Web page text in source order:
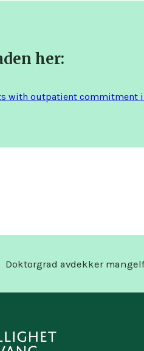
her:
with outpatient commitment
Doktorgrad avdekker